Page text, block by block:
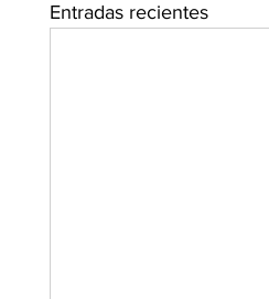
Entradas recientes